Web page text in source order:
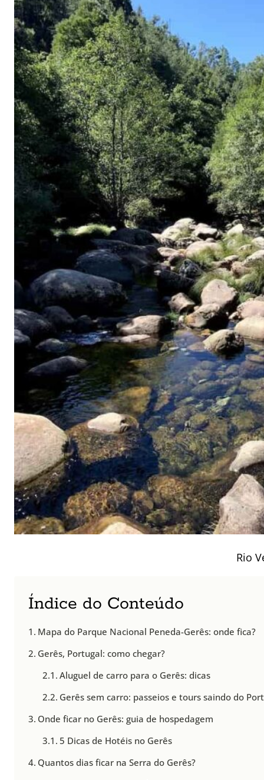
Rio
Índice do Conteúdo
Mapa do Parque Nacional Peneda-Gerês: onde fica?
Gerês, Portugal: como chegar?
Aluguel de carro para o Gerês: dicas
Gerês sem carro: passeios e tours saindo do
Onde ficar no Gerês: guia de hospedagem
5 Dicas de Hotéis no Gerês
Quantos dias ficar na Serra do Gerês?